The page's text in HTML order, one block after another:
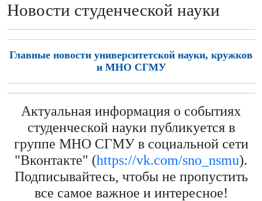
Новости студенческой науки
Главные новости университетской науки, кружков
и МНО СГМУ
Актуальная информация о событиях
студенческой науки публикуется в
группе МНО СГМУ в социальной сети
"Вконтакте" (https://vk.com/sno_nsmu).
Подписывайтесь, чтобы не пропустить
все самое важное и интересное!